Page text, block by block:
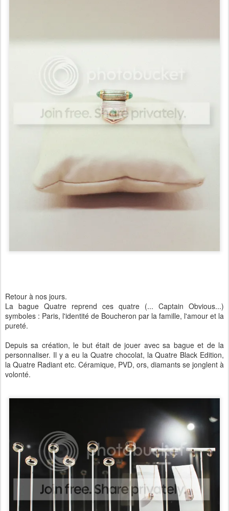
Retour à nos jours.
La bague Quatre reprend ces quatre (... Captain Obvious...)
symboles : Paris, l'identité de Boucheron par la famille, l'amour et la
pureté.
Depuis sa création, le but était de jouer avec sa bague et de la
personnaliser. Il y a eu la Quatre chocolat, la Quatre Black Edition,
la Quatre Radiant etc. Céramique, PVD, ors, diamants se jonglent à
volonté.